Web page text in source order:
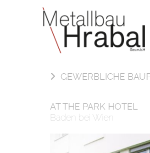
GEWERBLICHE
AT THE PARK HOTEL
Baden bei Wien